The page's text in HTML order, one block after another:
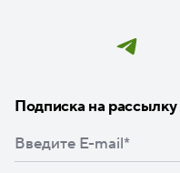
Подписка на рассылку